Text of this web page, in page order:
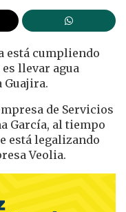
está cumpliendo
llevar agua
Guajira.
de Servicios
García, al tiempo
está legalizando
Veolia.